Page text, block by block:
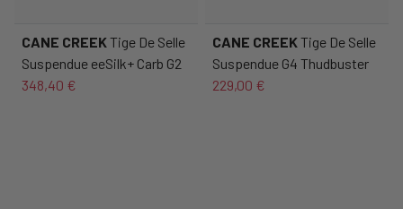
CANE CREEKTige De Selle
Suspendue eeSilk+ Carb G2
348,40 €
CANE CREEKTige De Selle
Suspendue G4 Thudbuster
229,00 €